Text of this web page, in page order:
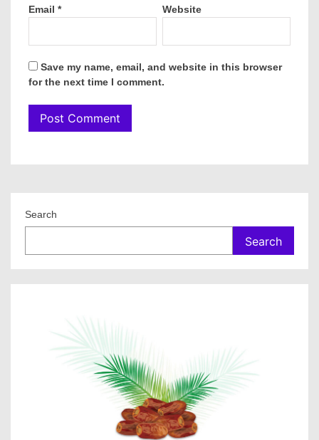
Email * Website
Save my name, email, and website in this browser
for the next time I comment.
Search
Search